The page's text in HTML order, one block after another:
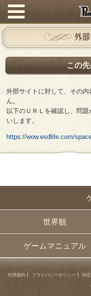
世界観
ゲームマニュアル
外
この
外部サイトに対して、その
ん。
以下のＵＲＬを確認し、問
いします。
https://wow.esdlife.com/
利用規約 プライバシーポリシー 特